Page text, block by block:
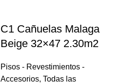
C1 Cañuelas Malaga
Beige 32×47 2.30m2
Pisos - Revestimientos -
Accesorios, Todas las